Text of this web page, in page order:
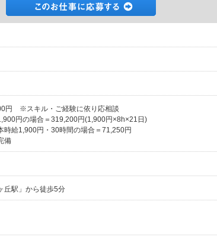
円 ※スキル・ご経験に依り応相談
円の場合＝319,200円(1,900円×8h×21日)
給1,900円・30時間の場合＝71,250円
備
丘駅」から徒歩5分